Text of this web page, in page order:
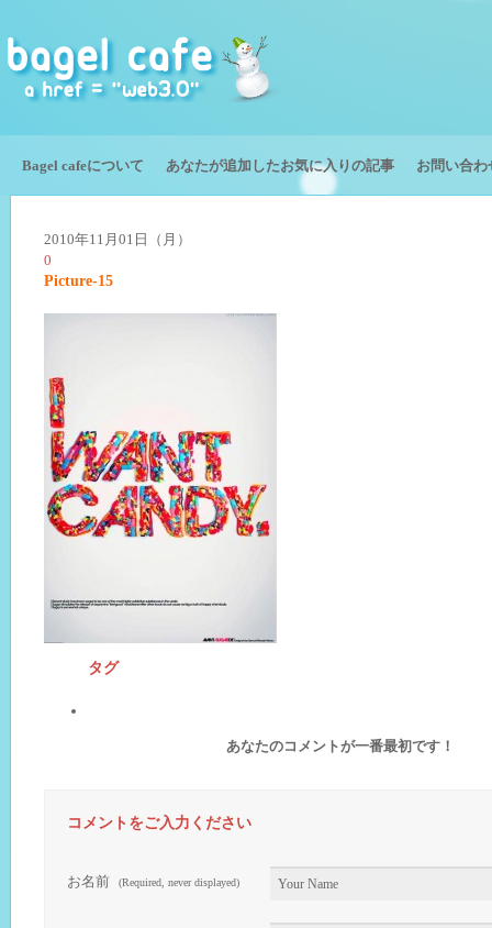
Bagel cafeについて あなたが追加したお気に入りの記事 お問い合わ
2010年11月01日（月）
0
Picture-15
タグ
あなたのコメントが一番最初です！
コメントをご入力ください
お名前 (Required, never displayed)